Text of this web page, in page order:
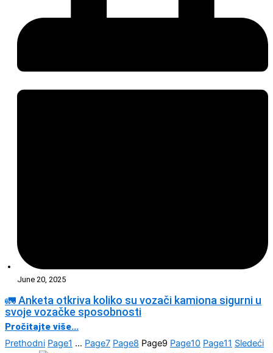
June 20, 2025
🚛 Anketa otkriva koliko su vozači kamiona sigurni u
svoje vozačke sposobnosti
Pročitajte više...
Prethodni Page1 … Page7 Page8 Page9 Page10 Page11 Sledeći